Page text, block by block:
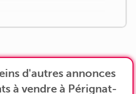
d'autres annonces
à vendre à Pérignat-